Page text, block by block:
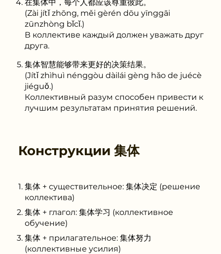
在集体中，每个人都应该尊重彼此。
(Zài jítǐ zhōng, měi gèrén dōu yīnggāi
zūnzhòng bǐcǐ.)
В коллективе каждый должен уважать друг
друга.
集体智慧能够带来更好的决策结果。
(Jítǐ zhìhuì nénggòu dàilái gèng hǎo de juécè
jiéguǒ.)
Коллективный разум способен привести к
лучшим результатам принятия решений.
Конструкции 集体
集体 + существительное: 集体决定 (решение
коллектива)
集体 + глагол: 集体学习 (коллективное
обучение)
集体 + прилагательное: 集体努力
(коллективные усилия)